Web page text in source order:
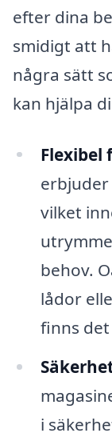
efter dina
smidigt att
några sätt
kan hjälpa
Flexibel
vilket
behov.
lådor
finns
i